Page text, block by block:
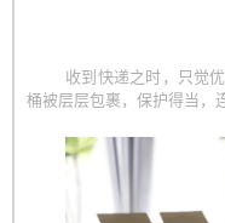
收到快递之时，只觉
桶被层层包裹，保护得当，